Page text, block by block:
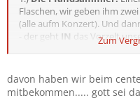
Flaschen, wir geben ihm
(alle aufm Konzert). Und
- der geht IN das Vorzelt
öffnen und auszuleeren.
weitergezogen.
Weiter finde ich das
Zum
davon haben wir beim
mitbekommen..... gott sei